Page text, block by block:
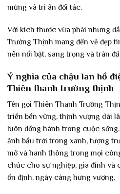
mừng và tri ân đối tác.
Với kích thước vừa phải nhưng
Trường Thịnh mang đến vẻ đẹp
nên nổi bật, sang trọng và tràn
Ý nghĩa của chậu lan hồ
Thiên thanh trường thịnh
Tên gọi Thiên Thanh Trường
triển bền vững, thịnh vượng dài
luôn đồng hành trong cuộc
ảnh bầu trời trong xanh, tượng
mở và hanh thông trong mọi
chúc cho sự nghiệp, gia đình và
ổn định, ngày càng hưng vượng.